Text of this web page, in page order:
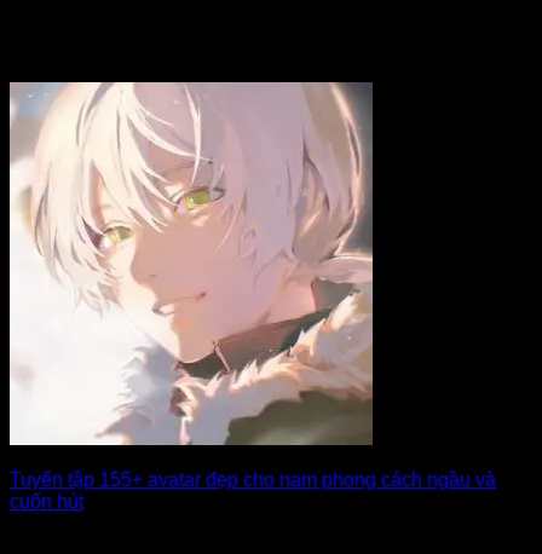
Tuyển tập 155+ avatar đẹp cho nam phong cách ngầu và
cuốn hút